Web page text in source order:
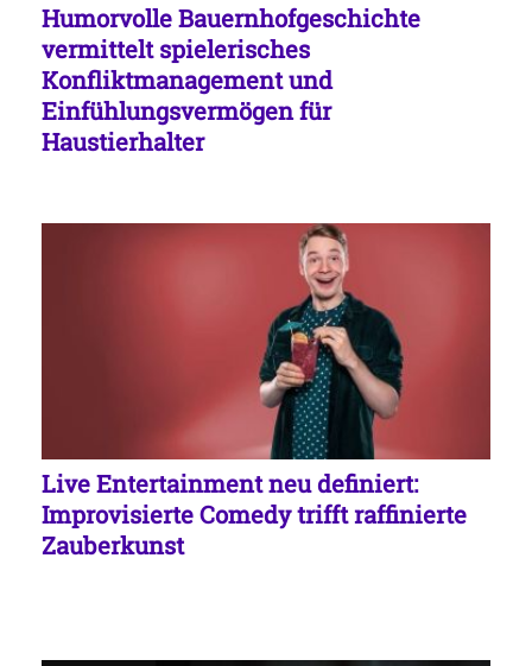
Humorvolle Bauernhofgeschichte
vermittelt spielerisches
Konfliktmanagement und
Einfühlungsvermögen für
Haustierhalter
Live Entertainment neu definiert:
Improvisierte Comedy trifft raffinierte
Zauberkunst